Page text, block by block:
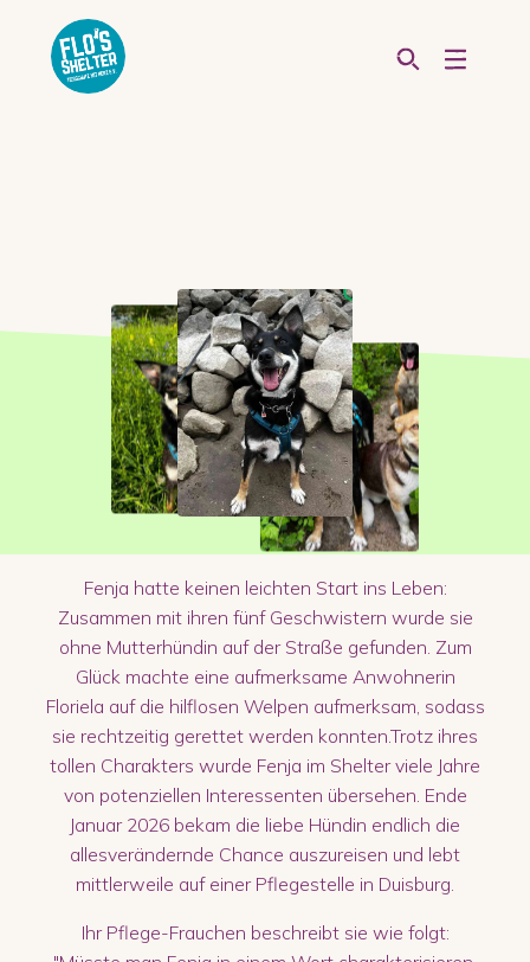
Fenja hatte keinen leichten Start ins Leben:
Zusammen mit ihren fünf Geschwistern wurde sie
ohne Mutterhündin auf der Straße gefunden. Zum
Glück machte eine aufmerksame Anwohnerin
Floriela auf die hilflosen Welpen aufmerksam, sodass
sie rechtzeitig gerettet werden konnten.Trotz ihres
tollen Charakters wurde Fenja im Shelter viele Jahre
von potenziellen Interessenten übersehen. Ende
Januar 2026 bekam die liebe Hündin endlich die
allesverändernde Chance auszureisen und lebt
mittlerweile auf einer Pflegestelle in Duisburg.
Ihr Pflege-Frauchen beschreibt sie wie folgt: